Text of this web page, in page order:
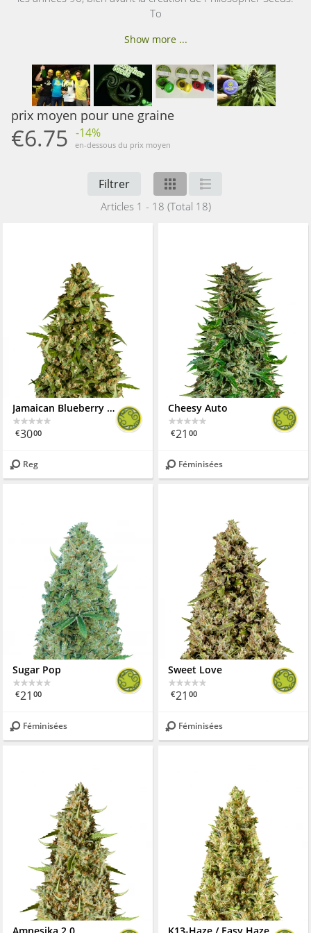
To
Show more ...
prix moyen pour une graine
€6.75 -14%
en-dessous du prix moyen
Filtrer
Articles 1 - 18 (Total 18)
Jamaican Blueberry BX
€3000
Reg
Cheesy Auto
€21 00
Féminisées
Sugar Pop
€21 00
Féminisées
Sweet Love
€21 00
Féminisées